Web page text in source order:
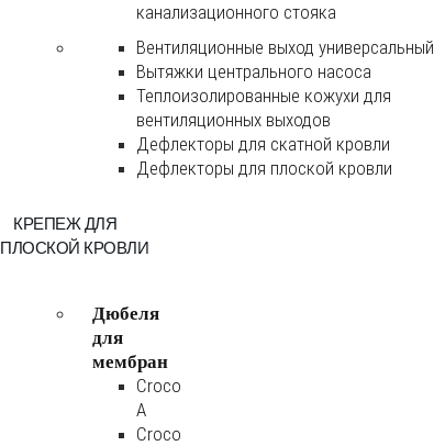
канализационного стояка
Вентиляционные выход универсальный
Вытяжки центрального насоса
Теплоизолированные кожухи для
вентиляционных выходов
Дефлекторы для скатной кровли
Дефлекторы для плоской кровли
КРЕПЕЖ ДЛЯ
ПЛОСКОЙ КРОВЛИ
Дюбеля
для
мембран
Croco
A
Croco